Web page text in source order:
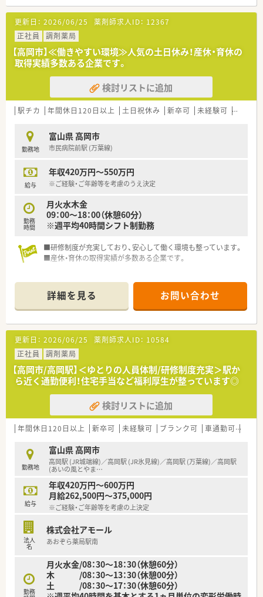
更新日： 2026/06/25 薬剤師求人ID： 12367
正社員
調剤薬局
【高岡市】≪働きやすい環境≫人気の土日休み！産休・育休の
取得実績多数ある企業です。
検討リストに追加
駅チカ 年間休日120日以上 土日祝休み 新卒可 未経験可 車通勤
勤務地
富山県 高岡市
市民病院前駅 (万葉線)
給与
年収420万円～550万円
※ご経験・ご年齢等を考慮のうえ決定
勤務
時間
月火水木金
09：00～18：00（休憩60分）
※週平均40時間シフト制勤務
■研修制度が充実しており、安心して働く環境も整っています。
■産休・育休の取得実績が多数ある企業です。
詳細を見る お問い合わせ
更新日： 2026/06/25 薬剤師求人ID： 10584
正社員
調剤薬局
【高岡市/高岡駅】＜ゆとりの人員体制/研修制度充実＞駅か
ら近く通勤便利！住宅手当など福利厚生が整っています◎
検討リストに追加
年間休日120日以上 新卒可 未経験可 ブランク可 車通勤可
勤務地
富山県 高岡市
高岡駅 (JR城端線)／高岡駅 (JR氷見線)／高岡駅 (万葉線)／高岡駅
(あいの風とやま…
給与
年収420万円～600万円
月給262,500円～375,000円
※ご経験・ご年齢等を考慮の上決定
法人
名
株式会社アモール
あおぞら薬局駅南
勤務
月火水金/08：30～18：30（休憩60分）
木 /08：30～13：30（休憩00分）
土 /08：30～17：30（休憩60分）